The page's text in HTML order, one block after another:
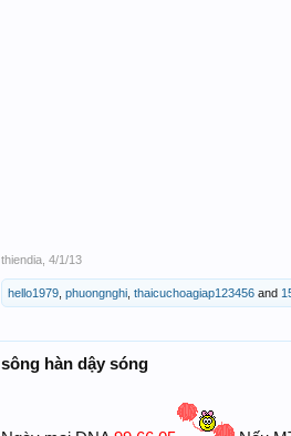
thiendia 4/1/13
hello1979 phuongnghi thaicuchoagiap123456 and
sông hàn dậy sóng